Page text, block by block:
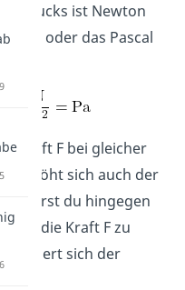
Drucks ist Newton
oder das Pascal
Kraft F bei gleicher
erhöht sich auch der
du hingegen
ohne die Kraft F zu
sich der